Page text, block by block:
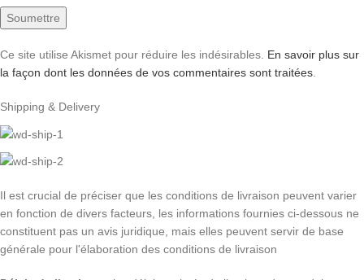
Ce site utilise Akismet pour réduire les indésirables. En savoir plus sur
la façon dont les données de vos commentaires sont traitées.
Shipping & Delivery
Il est crucial de préciser que les conditions de livraison peuvent varier
en fonction de divers facteurs, les informations fournies ci-dessous ne
constituent pas un avis juridique, mais elles peuvent servir de base
générale pour l'élaboration des conditions de livraison